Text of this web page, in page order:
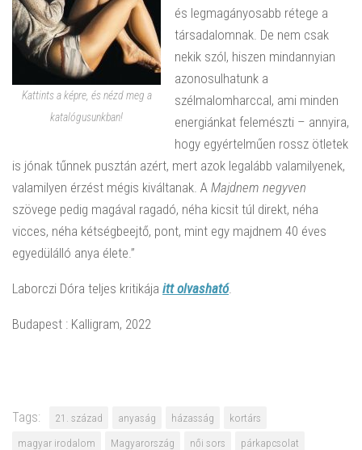
Kattints a képre, és nézd meg a
katalógusunkban!
és legmagányosabb rétege a
társadalomnak. De nem csak
nekik szól, hiszen mindannyian
azonosulhatunk a
szélmalomharccal, ami minden
energiánkat felemészti – annyira,
hogy egyértelműen rossz ötletek
is jónak tűnnek pusztán azért, mert azok legalább valamilyenek,
valamilyen érzést mégis kiváltanak. A Majdnem negyven
szövege pedig magával ragadó, néha kicsit túl direkt, néha
vicces, néha kétségbeejtő, pont, mint egy majdnem 40 éves
egyedülálló anya élete.”
Laborczi Dóra teljes kritikája itt olvasható.
Budapest : Kalligram, 2022
Tags: 21. század anyaság házasság
kortárs
magyar irodalom
Magyarország női sors párkapcsolat